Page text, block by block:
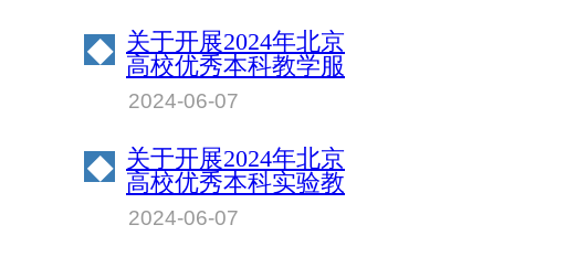
◆ 关于开展2024年北京
高校优秀本科教学服
务保障人员评选工作
的通知
2024-06-07
◆ 关于开展2024年北京
高校优秀本科实验教
学指导教师评选工作
的通知
2024-06-07